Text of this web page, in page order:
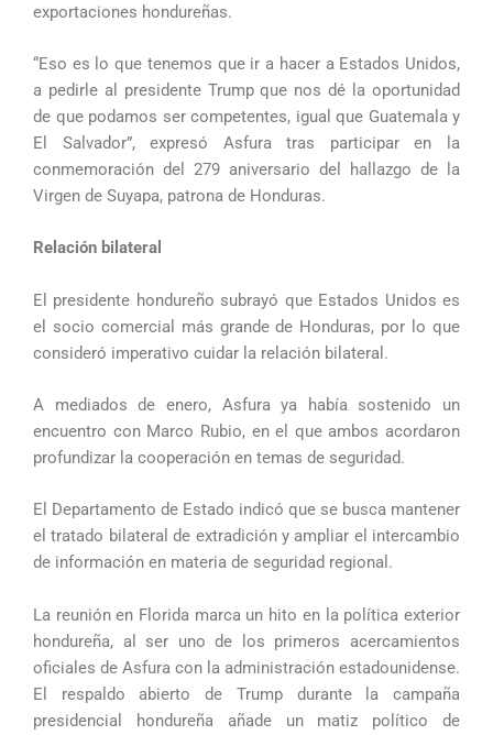
exportaciones hondureñas.
“Eso es lo que tenemos que ir a hacer a Estados Unidos,
a pedirle al presidente Trump que nos dé la oportunidad
de que podamos ser competentes, igual que Guatemala y
El Salvador”, expresó Asfura tras participar en la
conmemoración del 279 aniversario del hallazgo de la
Virgen de Suyapa, patrona de Honduras.
Relación bilateral
El presidente hondureño subrayó que Estados Unidos es
el socio comercial más grande de Honduras, por lo que
consideró imperativo cuidar la relación bilateral.
A mediados de enero, Asfura ya había sostenido un
encuentro con Marco Rubio, en el que ambos acordaron
profundizar la cooperación en temas de seguridad.
El Departamento de Estado indicó que se busca mantener
el tratado bilateral de extradición y ampliar el intercambio
de información en materia de seguridad regional.
La reunión en Florida marca un hito en la política exterior
hondureña, al ser uno de los primeros acercamientos
oficiales de Asfura con la administración estadounidense.
El respaldo abierto de Trump durante la campaña
presidencial hondureña añade un matiz político de